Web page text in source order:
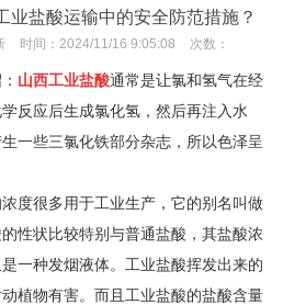
业盐酸运输中的安全防范措施？
时间： 2024/11/16 9:05:08 次数：
山西工业盐酸通常是让氯和氢气在经
反应后生成氯化氢，然后再注入水
一些三氯化铁部分杂志，所以色泽呈
度很多用于工业生产，它的别名叫做
性状比较特别与普通盐酸，其盐酸浓
一种发烟液体。工业盐酸挥发出来的
植物有害。而且工业盐酸的盐酸含量